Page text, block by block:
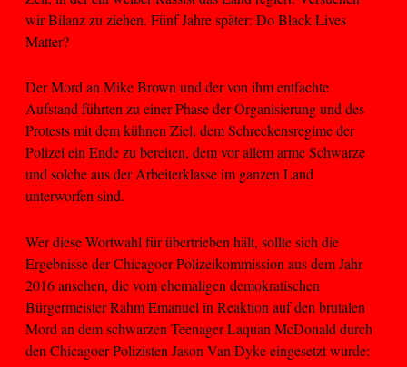
wir Bilanz zu ziehen. Fünf Jahre später: Do Black Lives
Matter?
Der Mord an Mike Brown und der von ihm entfachte
Aufstand führten zu einer Phase der Organisierung und des
Protests mit dem kühnen Ziel, dem Schreckensregime der
Polizei ein Ende zu bereiten, dem vor allem arme Schwarze
und solche aus der Arbeiterklasse im ganzen Land
unterworfen sind.
Wer diese Wortwahl für übertrieben hält, sollte sich die
Ergebnisse der Chicagoer Polizeikommission aus dem Jahr
2016 ansehen, die vom ehemaligen demokratischen
Bürgermeister Rahm Emanuel in Reaktion auf den brutalen
Mord an dem schwarzen Teenager Laquan McDonald durch
den Chicagoer Polizisten Jason Van Dyke eingesetzt wurde: